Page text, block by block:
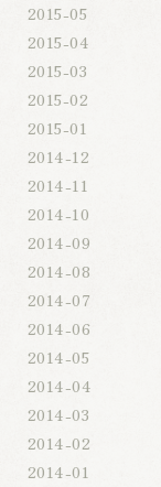
2015-05
2015-04
2015-03
2015-02
2015-01
2014-12
2014-11
2014-10
2014-09
2014-08
2014-07
2014-06
2014-05
2014-04
2014-03
2014-02
2014-01